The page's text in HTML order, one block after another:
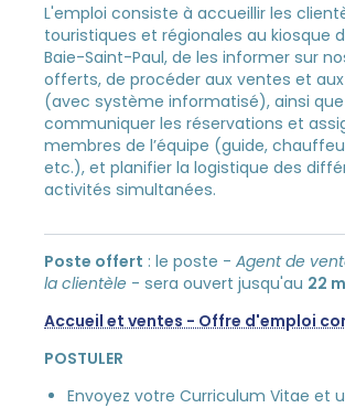
L'emploi consiste à accueillir les
touristiques et régionales au kiosque
Baie-Saint-Paul, de les informer sur
offerts, de procéder aux ventes et
(avec système informatisé), ainsi que
communiquer les réservations et
membres de l’équipe (guide,
etc.), et planifier la logistique des
activités simultanées.
Poste offert : le poste -Agent de
la clientèle - sera ouvert jusqu'au 22
Accueil et ventes - Offre d'emploi
POSTULER
Envoyez votre Curriculum Vitae et